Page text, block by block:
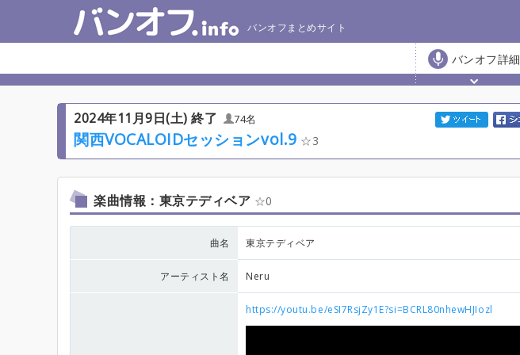
バンオフまとめサイト
バンオフ詳細
2024年11月9日(土) 終了 74名
関西VOCALOIDセッションvol.9 3
楽曲情報：東京テディベア 0
曲名 東京テディベア
アーティスト名 Neru
https://youtu.be/eSI7RsjZy1E?si=BCRL80nhewHJIozl